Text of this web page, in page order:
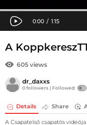
A
605 views
dr_daxxs
0 followers | Followed:
Details Share
A Csapatelső csapatós